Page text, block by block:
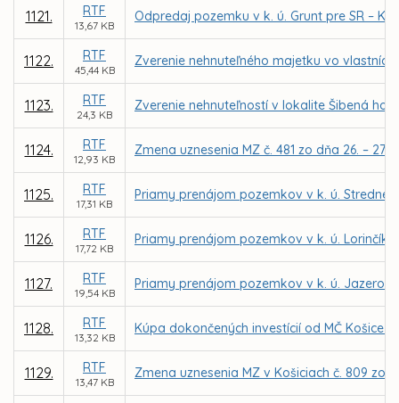
1121. RTF
13,67 KB
Odpredaj pozemku v k. ú. Grunt pre SR –
1122. RTF
45,44 KB
Zverenie nehnuteľného majetku vo
1123. RTF
24,3 KB
Zverenie nehnuteľností v lokalite Šibená
1124. RTF
12,93 KB
Zmena uznesenia MZ č. 481 zo dňa 26. – 27.
1125. RTF
17,31 KB
Priamy prenájom pozemkov v k. ú. Stredné
1126. RTF
17,72 KB
Priamy prenájom pozemkov v k. ú. Lorinčík
1127. RTF
19,54 KB
Priamy prenájom pozemkov v k. ú. Jazero
1128. RTF
13,32 KB
Kúpa dokončených investícií od MČ Košice
1129. RTF
13,47 KB
Zmena uznesenia MZ v Košiciach č. 809